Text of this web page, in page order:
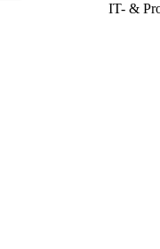
IT- &